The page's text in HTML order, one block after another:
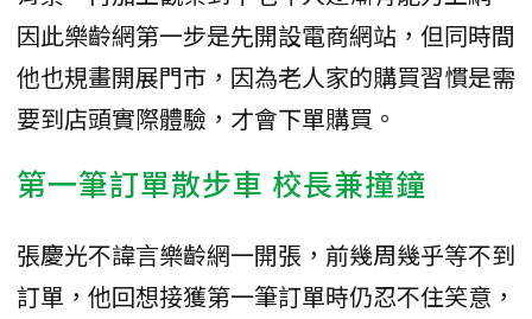
因此樂齡網第一步是先開設電商網站，但同時間
他也規畫開展門市，因為老人家的購買習慣是需
要到店頭實際體驗，才會下單購買。
第一筆訂單散步車 校長兼撞鐘
張慶光不諱言樂齡網一開張，前幾周幾乎等不到
訂單，他回想接獲第一筆訂單時仍忍不住笑意，